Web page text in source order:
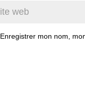
Enregistrer mon nom,